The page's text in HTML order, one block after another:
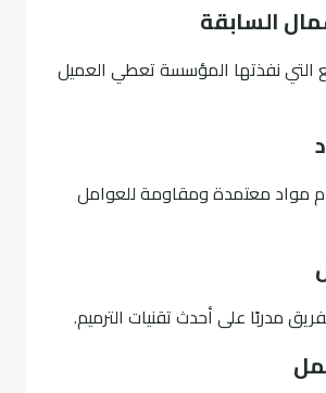
السابقة
التي نفذتها المؤسسة تعطي العميل
مواد معتمدة ومقاومة للعوامل
مدربًا على أحدث تقنيات الترميم.